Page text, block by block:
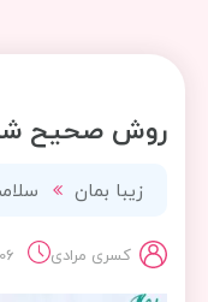
روش صحیح
زیبا بمان
کسری مرادی 06 آبان 1398